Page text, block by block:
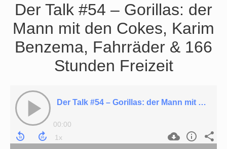
Der Talk #54 – Gorillas: der
Mann mit den Cokes, Karim
Benzema, Fahrräder & 166
Stunden Freizeit
Der Talk #54 – Gorillas: der Mann mit den Cokes, Karim Benzema, Fahrräder & 166 Stunden Freizeit
00:00